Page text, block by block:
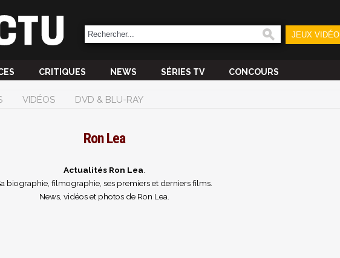
JEUX VIDÉO
CRITIQUES NEWS SÉRIES TV CONCOURS
VIDÉOS DVD & BLU-RAY
Ron Lea
Actualités Ron Lea
biographie, filmographie, ses premiers et derniers films.
News, vidéos et photos de Ron Lea.